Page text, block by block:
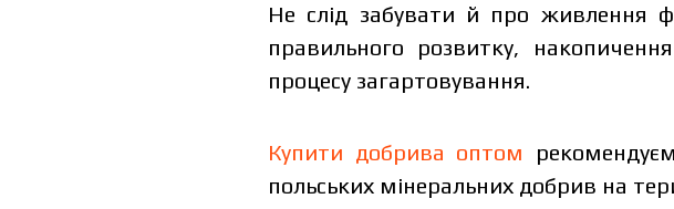
Не слід забувати й про живлення
правильного розвитку,
процесу загартовування.
Купити добрива оптом
польських мінеральних добрив на